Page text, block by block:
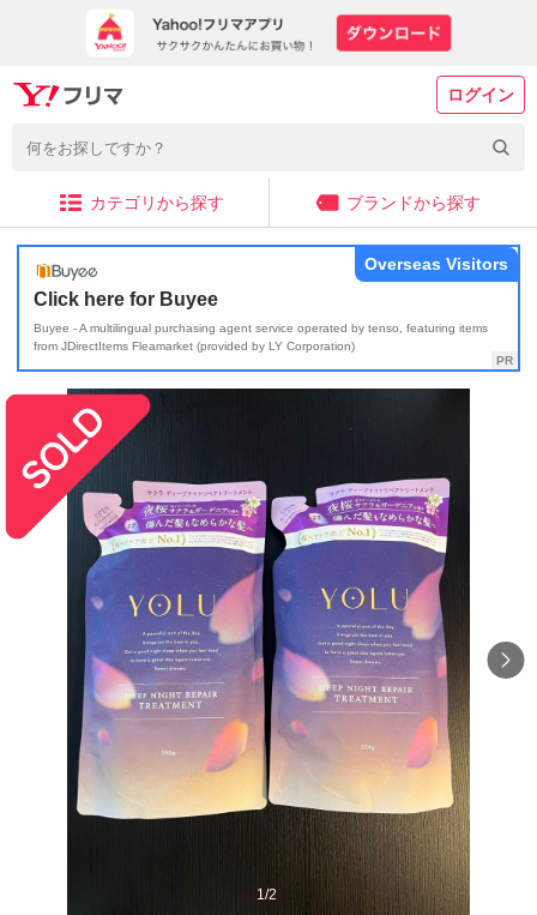
ログイン
カテゴリから探す ブランドから探す
Click here for Buyee
Buyee - A multilingual purchasing agent service operated by tenso, featuring items
from JDirectItems Fleamarket (provided by LY Corporation)
Overseas Visitors
1/2